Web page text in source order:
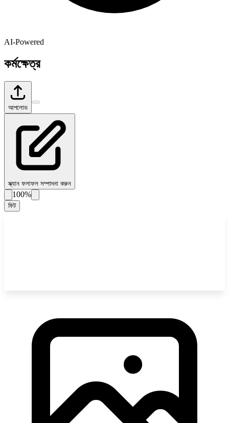
AI-Powered
কর্মক্ষেত্র
আপলোড
স্ক্যান ফলাফল সম্পাদনা করুন
100%
ফিট